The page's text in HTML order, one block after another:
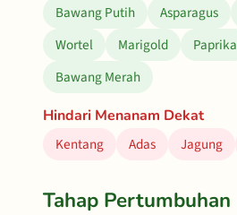
Bawang Putih Asparagus
Wortel
Marigold
Paprika
Bawang Merah
Hindari Menanam Dekat
Kentang
Adas Jagung
Tahap Pertumbuhan